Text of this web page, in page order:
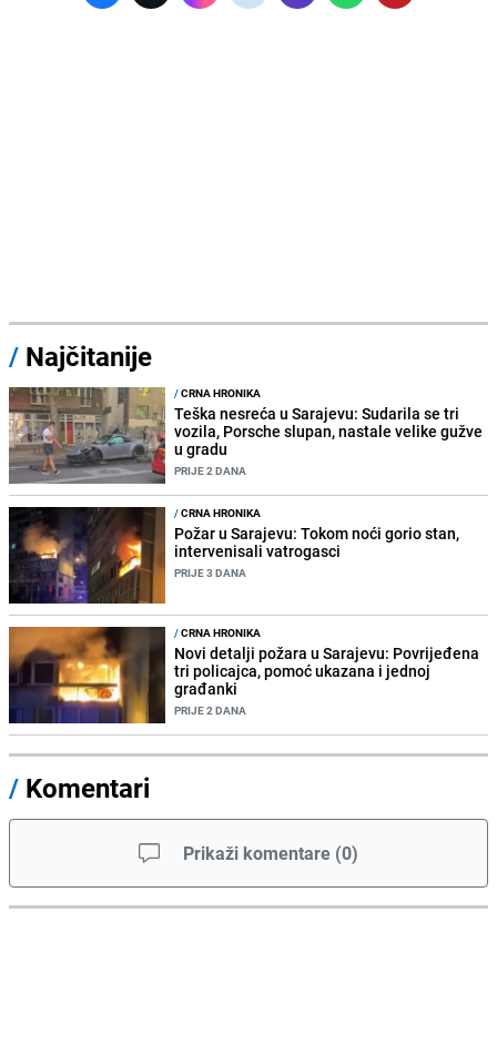
/ Najčitanije
/CRNA HRONIKA
Teška nesreća u Sarajevu: Sudarila se tri
vozila, Porsche slupan, nastale velike gužve
u gradu
PRIJE 2 DANA
/CRNA HRONIKA
Požar u Sarajevu: Tokom noći gorio stan,
intervenisali vatrogasci
PRIJE 3 DANA
/CRNA HRONIKA
Novi detalji požara u Sarajevu: Povrijeđena
tri policajca, pomoć ukazana i jednoj
građanki
PRIJE 2 DANA
/ Komentari
Prikaži komentare (0)